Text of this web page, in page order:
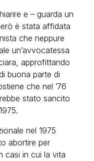
e – guarda un
è stata affidata
che neppure
un’avvocatessa
approfittando
buona parte di
che nel ’76
stato sancito
nel 1975
abortire per
casi in cui la vita